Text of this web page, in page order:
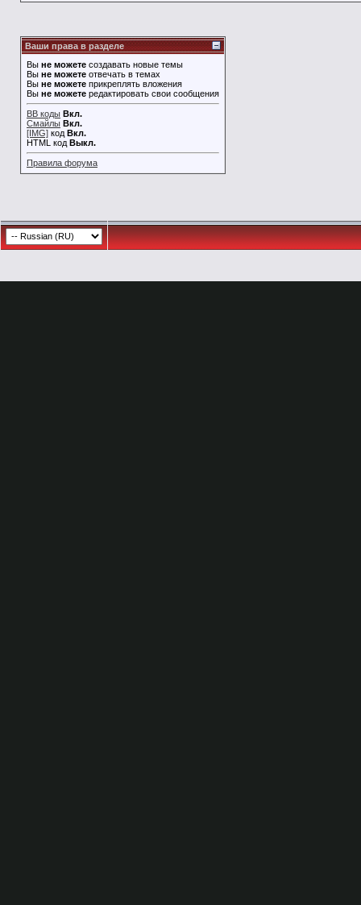
Ваши права в разделе
Вы не можете создавать новые темы
Вы не можете отвечать в темах
Вы не можете прикреплять вложения
Вы не можете редактировать свои сообщения
BB коды Вкл.
Смайлы Вкл.
[IMG] код Вкл.
HTML код Выкл.
Правила форума